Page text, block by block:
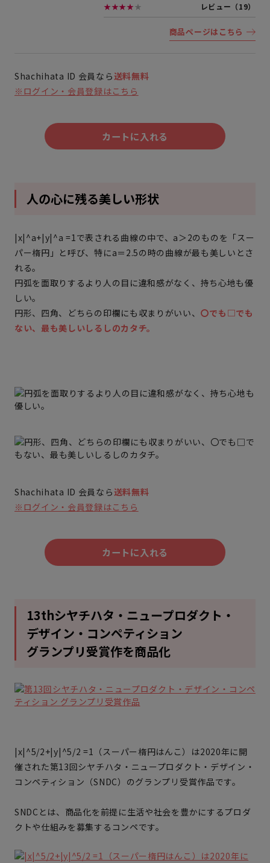
★★★★★ レビュー（19）
商品ページはこちら
Shachihata ID 会員なら 送料無料
※ログイン・会員登録はこちら
カートに入れる
人の心に残る美しい形状
|x|^a+|y|^a =1で表される曲線の中で、a＞2のものを「スー
パー楕円」と呼び、特にa＝2.5の時の曲線が最も美しいとさ
れる。
円弧を面取りするより人の目に違和感がなく、持ち心地も優
しい。
円形、四角、どちらの印欄にも収まりがいい、 〇でも□でも
ない、最も美しいしるしのカタチ。
Shachihata ID 会員なら送料無料
※ログイン・会員登録はこちら
カートに入れる
13thシヤチハタ・ニュープロダクト・
デザイン・コンペティション
グランプリ受賞作を商品化
|x|^5/2+|y|^5/2 =1（スーパー楕円はんこ）は2020年に開
催された第13回シヤチハタ・ニュープロダクト・デザイン・
コンペティション（SNDC）のグランプリ受賞作品です。
SNDCとは、商品化を前提に生活や社会を豊かにするプロダ
クトや仕組みを募集するコンペです。